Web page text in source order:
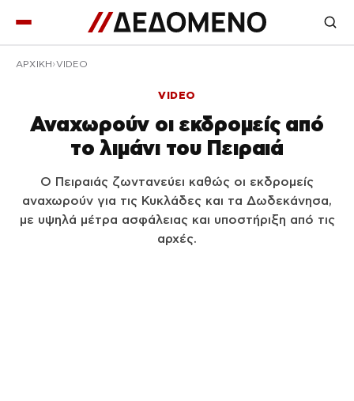
ΑΡΧΙΚΉ VIDEO
VIDEO
Αναχωρούν οι εκδρομείς από
το λιμάνι του Πειραιά
Ο Πειραιάς ζωντανεύει καθώς οι εκδρομείς
αναχωρούν για τις Κυκλάδες και τα Δωδεκάνησα,
με υψηλά μέτρα ασφάλειας και υποστήριξη από τις
αρχές.